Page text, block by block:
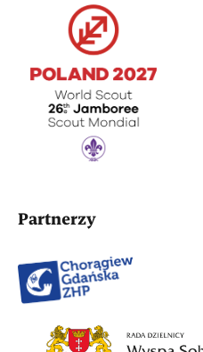
Partnerzy